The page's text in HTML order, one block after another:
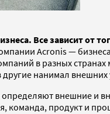
Все зависит от
Acronis —
в разных
нанимал
внешние и
команда, продукт и